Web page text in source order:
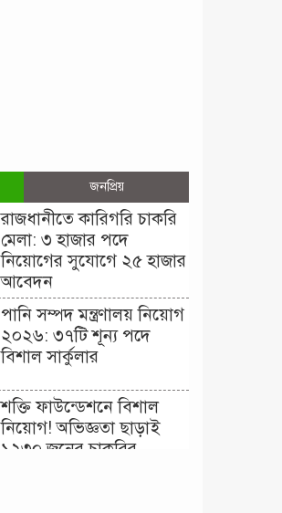
জনপ্রিয়
রাজধানীতে কারিগরি চাকরি
মেলা: ৩ হাজার পদে
নিয়োগের সুযোগে ২৫ হাজার
আবেদন
পানি সম্পদ মন্ত্রণালয় নিয়োগ
২০২৬: ৩৭টি শূন্য পদে
বিশাল সার্কুলার
শক্তি ফাউন্ডেশনে বিশাল
নিয়োগ! অভিজ্ঞতা ছাড়াই
১২৩০ জনের চাকরির